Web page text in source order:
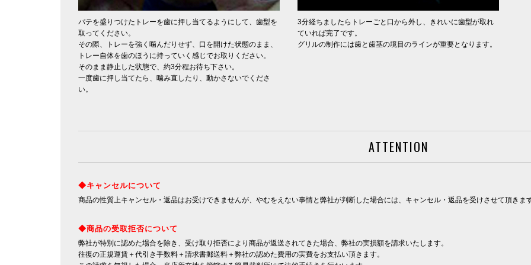
パテを盛りつけたトレーを歯に押し当てるようにして、歯型を
取ってください。
その際、トレーを強く噛んだりせず、口を開けた状態のまま、
トレー自体を歯のほうに持っていく感じでお取りください。
そのまま静止した状態で、約3分程お待ち下さい。
一度歯に押し当てたら、噛み直したり、動かさないでくださ
い。
3分経ちましたらトレーごと口から外し、きれいに歯型が取れ
ていれば完了です。
グリルの制作には歯と歯茎の境目のラインが重要となります。
ATTENTION
◆キャンセルについて
商品の性質上キャンセル・返品はお受けできませんが、やむをえない事情と弊社が判断した場合には、キャンセル・返品を受けさせて頂きま
◆商品の受取拒否について
弊社が特別に認めた場合を除き、受け取り拒否により商品が返送されてきた場合、弊社の実損額を請求いたします。
往復の正規運賃＋代引き手数料＋請求書郵送料＋弊社の認めた費用の実費をお支払い頂きます。